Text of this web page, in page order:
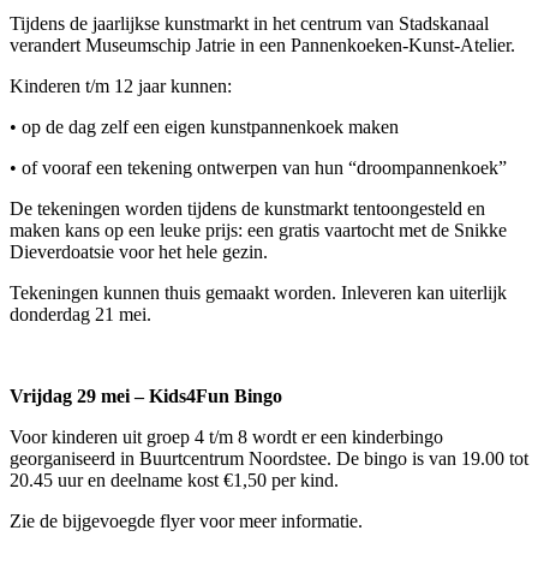
Tijdens de jaarlijkse kunstmarkt in het centrum van Stadskanaal
verandert Museumschip Jatrie in een Pannenkoeken-Kunst-Atelier.
Kinderen t/m 12 jaar kunnen:
• op de dag zelf een eigen kunstpannenkoek maken
• of vooraf een tekening ontwerpen van hun “droompannenkoek”
De tekeningen worden tijdens de kunstmarkt tentoongesteld en
maken kans op een leuke prijs: een gratis vaartocht met de Snikke
Dieverdoatsie voor het hele gezin.
Tekeningen kunnen thuis gemaakt worden. Inleveren kan uiterlijk
donderdag 21 mei.
Vrijdag 29 mei – Kids4Fun Bingo
Voor kinderen uit groep 4 t/m 8 wordt er een kinderbingo
georganiseerd in Buurtcentrum Noordstee. De bingo is van 19.00 tot
20.45 uur en deelname kost €1,50 per kind.
Zie de bijgevoegde flyer voor meer informatie.